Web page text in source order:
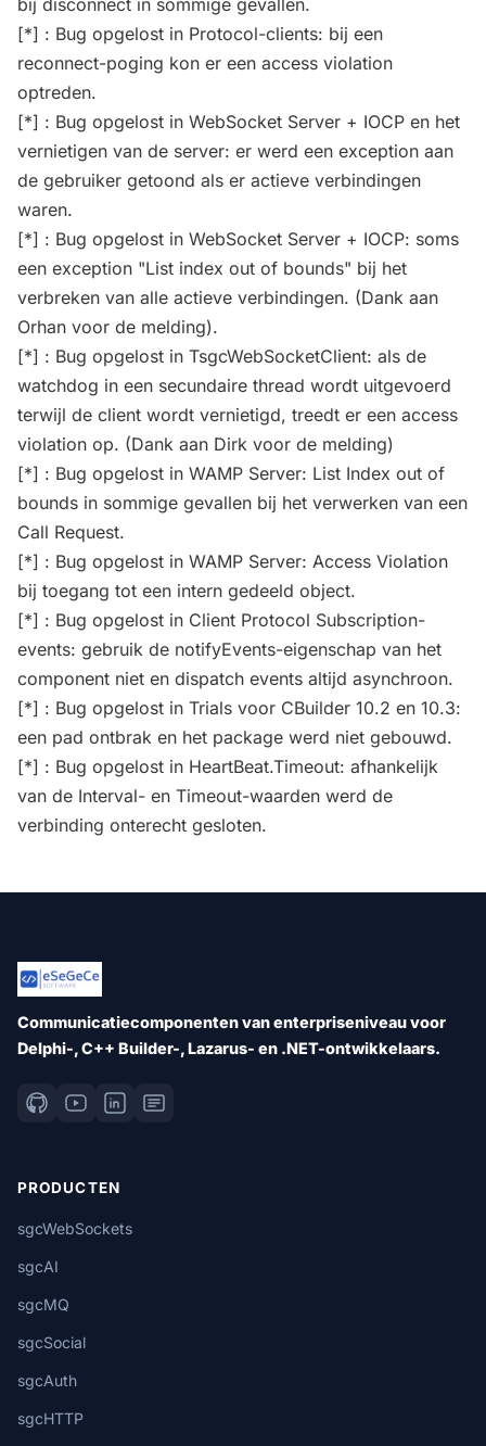
bij disconnect in sommige gevallen.
[*] : Bug opgelost in Protocol-clients: bij een
reconnect-poging kon er een access violation
optreden.
[*] : Bug opgelost in WebSocket Server + IOCP en het
vernietigen van de server: er werd een exception aan
de gebruiker getoond als er actieve verbindingen
waren.
[*] : Bug opgelost in WebSocket Server + IOCP: soms
een exception "List index out of bounds" bij het
verbreken van alle actieve verbindingen. (Dank aan
Orhan voor de melding).
[*] : Bug opgelost in TsgcWebSocketClient: als de
watchdog in een secundaire thread wordt uitgevoerd
terwijl de client wordt vernietigd, treedt er een access
violation op. (Dank aan Dirk voor de melding)
[*] : Bug opgelost in WAMP Server: List Index out of
bounds in sommige gevallen bij het verwerken van een
Call Request.
[*] : Bug opgelost in WAMP Server: Access Violation
bij toegang tot een intern gedeeld object.
[*] : Bug opgelost in Client Protocol Subscription-
events: gebruik de notifyEvents-eigenschap van het
component niet en dispatch events altijd asynchroon.
[*] : Bug opgelost in Trials voor CBuilder 10.2 en 10.3:
een pad ontbrak en het package werd niet gebouwd.
[*] : Bug opgelost in HeartBeat.Timeout: afhankelijk
van de Interval- en Timeout-waarden werd de
verbinding onterecht gesloten.
Communicatiecomponenten van enterpriseniveau voor
Delphi-, C++ Builder-, Lazarus- en .NET-ontwikkelaars.
PRODUCTEN
sgcWebSockets
sgcAI
sgcMQ
sgcSocial
sgcAuth
sgcHTTP